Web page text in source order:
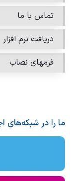
تماس با ما
دریافت نرم افزار
فرمهای نصاب
ما را در شبکه‌های